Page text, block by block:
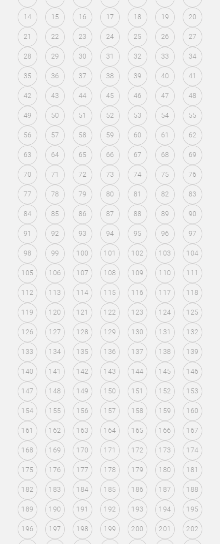
14 15 16 17 18 19 20
21 22 23 24 25 26 27
28 29 30 31 32 33 34
35 36 37 38 39 40 41
42 43 44 45 46 47 48
49 50 51 52 53 54 55
56 57 58 59 60 61 62
63 64 65 66 67 68 69
70 71 72 73 74 75 76
77 78 79 80 81 82 83
84 85 86 87 88 89 90
91 92 93 94 95 96 97
98 99 100 101 102 103 104
105 106 107 108 109 110 111
112 113 114 115 116 117 118
119 120 121 122 123 124 125
126 127 128 129 130 131 132
133 134 135 136 137 138 139
140 141 142 143 144 145 146
147 148 149 150 151 152 153
154 155 156 157 158 159 160
161 162 163 164 165 166 167
168 169 170 171 172 173 174
175 176 177 178 179 180 181
182 183 184 185 186 187 188
189 190 191 192 193 194 195
196 197 198 199 200 201 202